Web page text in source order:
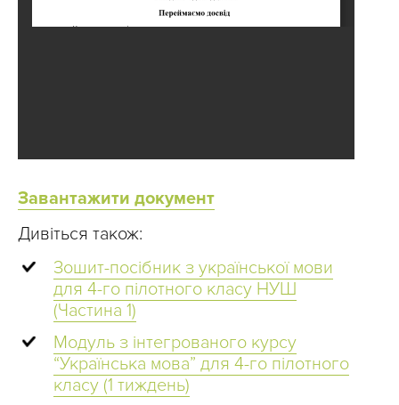
Завантажити документ
Дивіться також:
Зошит-посібник з української мови
для 4-го пілотного класу НУШ
(Частина 1)
Модуль з інтегрованого курсу
“Українська мова” для 4-го пілотного
класу (1 тиждень)